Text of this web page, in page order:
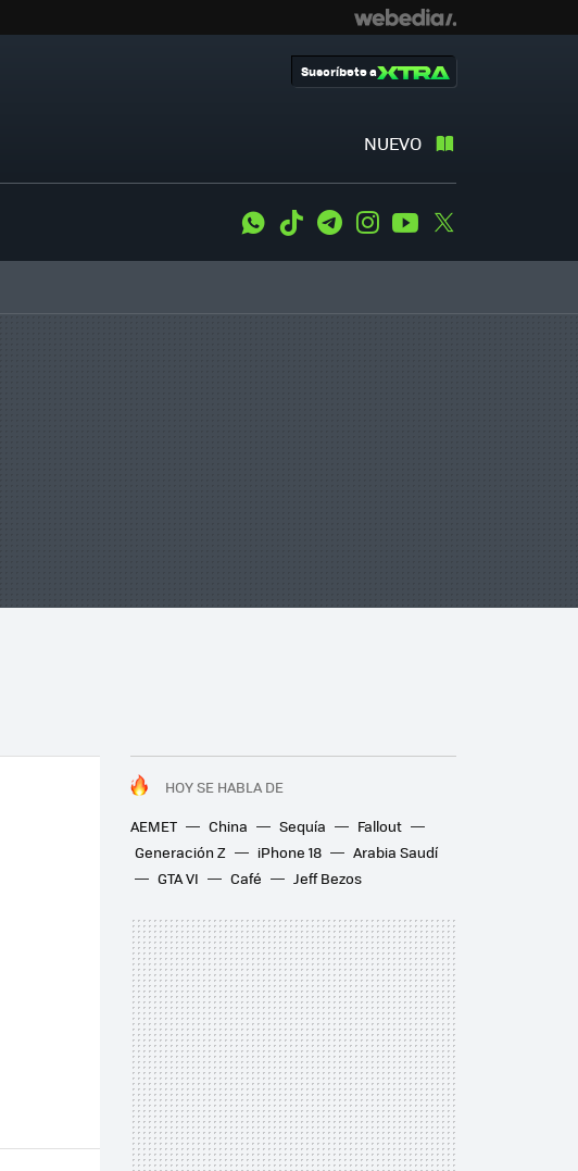
NUEVO
Suscríbete a
WhatsApp
Tiktok TelegramInstagramYoutube
HOY SE HABLA DE
AEMET
China Sequía
Fallout
Generación Z
iPhone 18
Arabia Saudí
GTA VI
Café Jeff Bezos